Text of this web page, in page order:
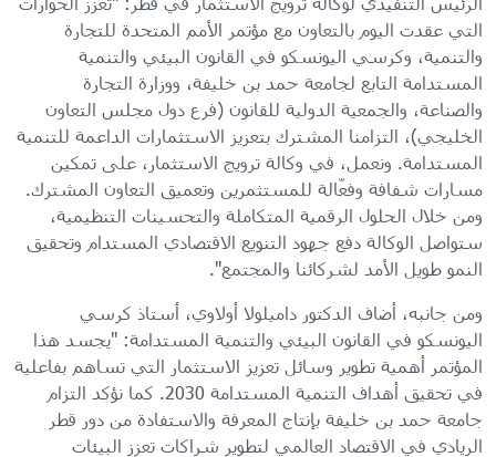
التي عقدت اليوم بالتعاون مع مؤتمر الأمم المتحدة للتجارة
والتنمية، وكرسي اليونسكو في القانون البيئي والتنمية
المستدامة التابع لجامعة حمد بن خليفة، ووزارة التجارة
والصناعة، والجمعية الدولية للقانون (فرع دول مجلس التعاون
الخليجي)، التزامنا المشترك بتعزيز الاستثمارات الداعمة للتنمية
المستدامة. ونعمل، في وكالة ترويج الاستثمار، على تمكين
مسارات شفافة وفعّالة للمستثمرين وتعميق التعاون المشترك.
ومن خلال الحلول الرقمية المتكاملة والتحسينات التنظيمية،
ستواصل الوكالة دفع جهود التنويع الاقتصادي المستدام وتحقيق
النمو طويل الأمد لشركائنا والمجتمع".
ومن جانبه، أضاف الدكتور داميلولا أولاوي، أستاذ كرسي
اليونسكو في القانون البيئي والتنمية المستدامة: "يجسد هذا
المؤتمر أهمية تطوير وسائل تعزيز الاستثمار التي تساهم بفاعلية
في تحقيق أهداف التنمية المستدامة 2030. كما نؤكد التزام
جامعة حمد بن خليفة بإنتاج المعرفة والاستفادة من دور قطر
الريادي في الاقتصاد العالمي لتطوير شراكات تعزز البيئات